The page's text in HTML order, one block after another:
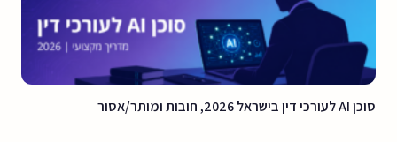
סוכן AI לעורכי דין בישראל 2026, חובות ומותר/אסור